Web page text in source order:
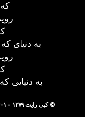
به دنیای
به دنیایی
© کپی رایت ۱۳۷۹ - ۱۴۰۱ - لاچینی میدیا - کلیه حقوق محفوظ است